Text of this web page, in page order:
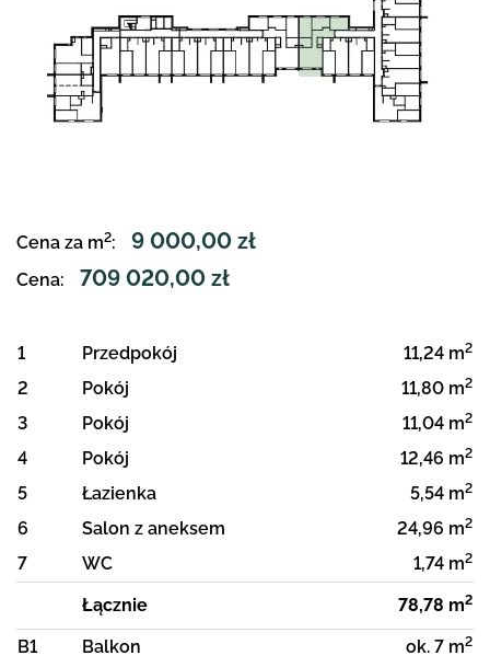
Cena za m2: 9 000,00 zł
Cena: 709 020,00 zł
1 Przedpokój 11,24 m2
2 Pokój 11,80 m2
3 Pokój 11,04 m2
4 Pokój 12,46 m2
5 Łazienka 5,54 m2
6 Salon z aneksem 24,96 m2
7 WC 1,74 m2
Łącznie 78,78 m2
B1 Balkon ok. 7 m2